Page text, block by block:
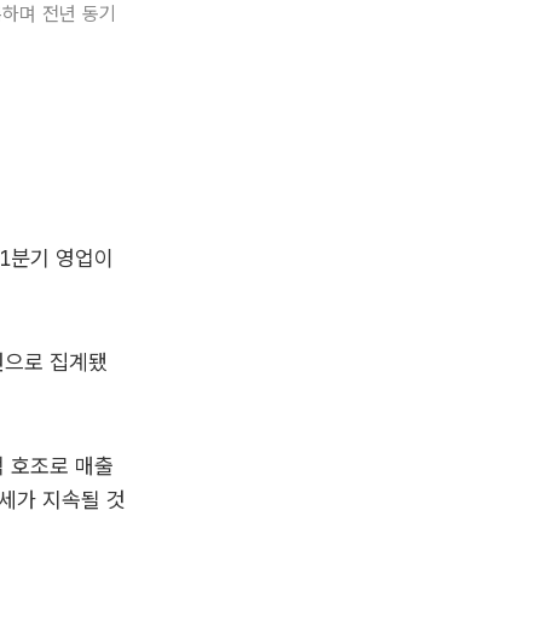
며 전년 동기
기 영업이
로 집계됐
호조로 매출
가 지속될 것